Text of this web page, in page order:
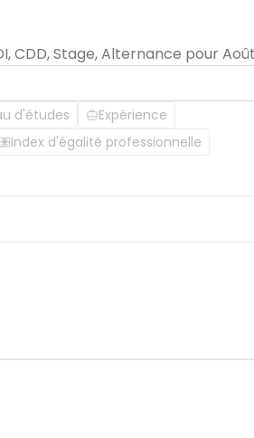
CDD, Stage, Alternance pour
d'études Expérience
Index d'égalité professionnelle